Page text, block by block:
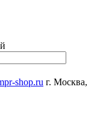
shop.ru г. Москва,